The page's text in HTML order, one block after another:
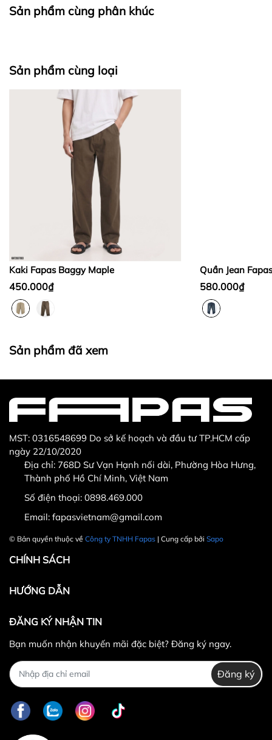
Bước 3
Sản phẩm không đúng với đơn hàng đã đặt
Sản phẩm bị hư hỏng khi nhìn bằng mắt thường
Hotline CSKH: 090 376 9205
Fanpage:FACEBOOK.COM/FAPAS.VN
Sản phẩm cùng phân khúc
Sản phẩm cùng loại
Kaki Fapas Baggy Maple
450.000₫
Quần Jean
580.000₫
Sản phẩm đã xem
MST: 0316548699 Do sở kế hoạch và đầu tư TP.HCM cấp
ngày 22/10/2020
Địa chỉ: 768D Sư Vạn Hạnh nối dài, Phường Hòa Hưng,
Thành phố Hồ Chí Minh, Việt Nam
Số điện thoại: 0898.469.000
Email: fapasvietnam@gmail.com
© Bản quyền thuộc về Công ty TNHH Fapas | Cung cấp bởi Sapo
CHÍNH SÁCH
HƯỚNG DẪN
ĐĂNG KÝ NHẬN TIN
Bạn muốn nhận khuyến mãi đặc biệt? Đăng ký ngay.
Đăng ký